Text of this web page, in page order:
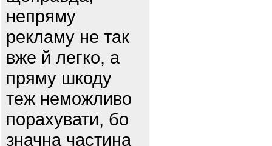
непряму
рекламу не так
вже й легко, а
пряму шкоду
теж неможливо
порахувати, бо
значна частина